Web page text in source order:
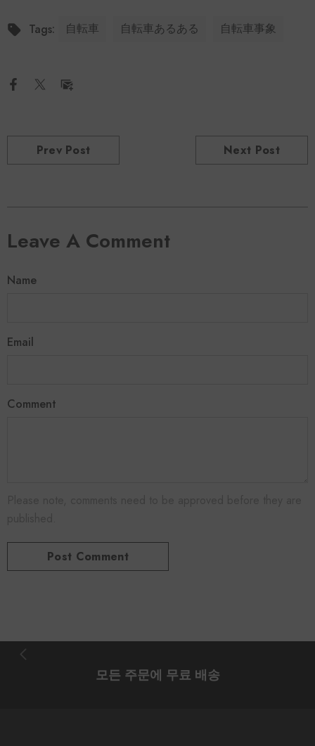
Tags: 自転車 自転車あるある 自転車事象
Prev Post Next Post
Leave A Comment
Name
Email
Comment
모든 주문에 무료 배송